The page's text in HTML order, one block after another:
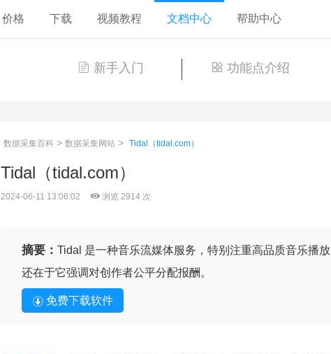
价格 下载 视频教程 文档中心 帮助中心
新手入门 功能点介绍
数据采集百科 > 数据采集网站 > Tidal（tidal.com）
Tidal（tidal.com）
2024-06-11 13:06:02 浏览 2914 次
摘要： Tidal 是一种音乐流媒体服务，特别注重高品质音乐播
还在于它强调对创作者公平分配报酬。
免费下载软件